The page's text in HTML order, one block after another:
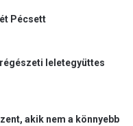
Pécsett
leletegyüttes
akik nem a könnyebb